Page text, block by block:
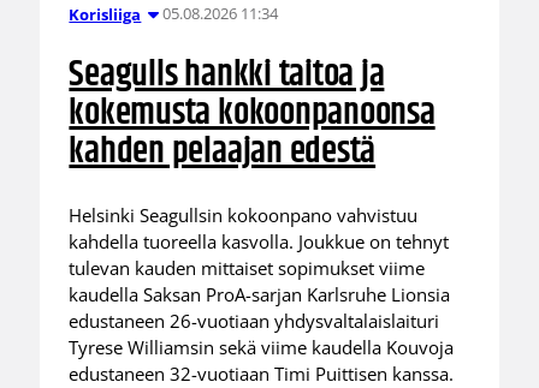
Korisliiga 05.08.2026 11:34
Seagulls hankki taitoa ja
kokemusta kokoonpanoonsa
kahden pelaajan edestä
Helsinki Seagullsin kokoonpano vahvistuu
kahdella tuoreella kasvolla. Joukkue on tehnyt
tulevan kauden mittaiset sopimukset viime
kaudella Saksan ProA-sarjan Karlsruhe Lionsia
edustaneen 26-vuotiaan yhdysvaltalaislaituri
Tyrese Williamsin sekä viime kaudella Kouvoja
edustaneen 32-vuotiaan Timi Puittisen kanssa.